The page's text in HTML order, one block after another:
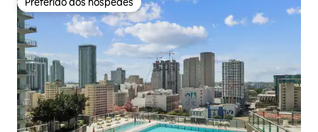
Preferido dos hóspedes